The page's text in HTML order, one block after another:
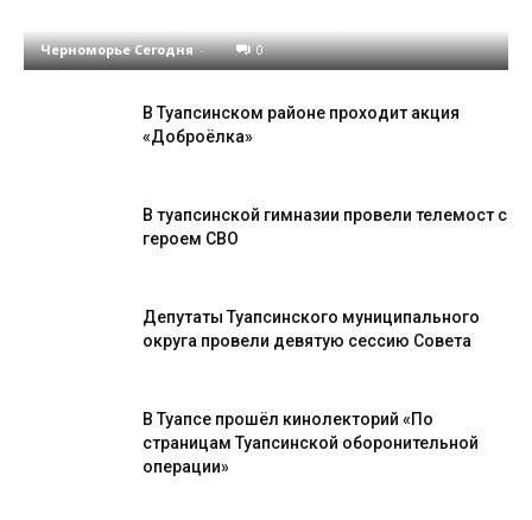
Черноморье Сегодня - 0
В Туапсинском районе проходит акция
«Доброёлка»
В туапсинской гимназии провели телемост с
героем СВО
Депутаты Туапсинского муниципального
округа провели девятую сессию Совета
В Туапсе прошёл кинолекторий «По
страницам Туапсинской оборонительной
операции»